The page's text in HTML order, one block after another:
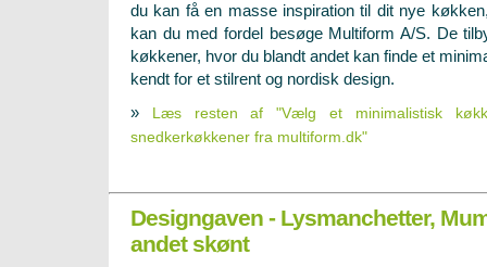
du kan få en masse inspiration til dit nye
kan du med fordel besøge Multiform A/S. De
køkkener, hvor du blandt andet kan finde et
kendt for et stilrent og nordisk design.
»
Læs resten af "Vælg et minimalistisk
snedkerkøkkener fra multiform.dk"
Designgaven - Lysmanchetter,
andet skønt